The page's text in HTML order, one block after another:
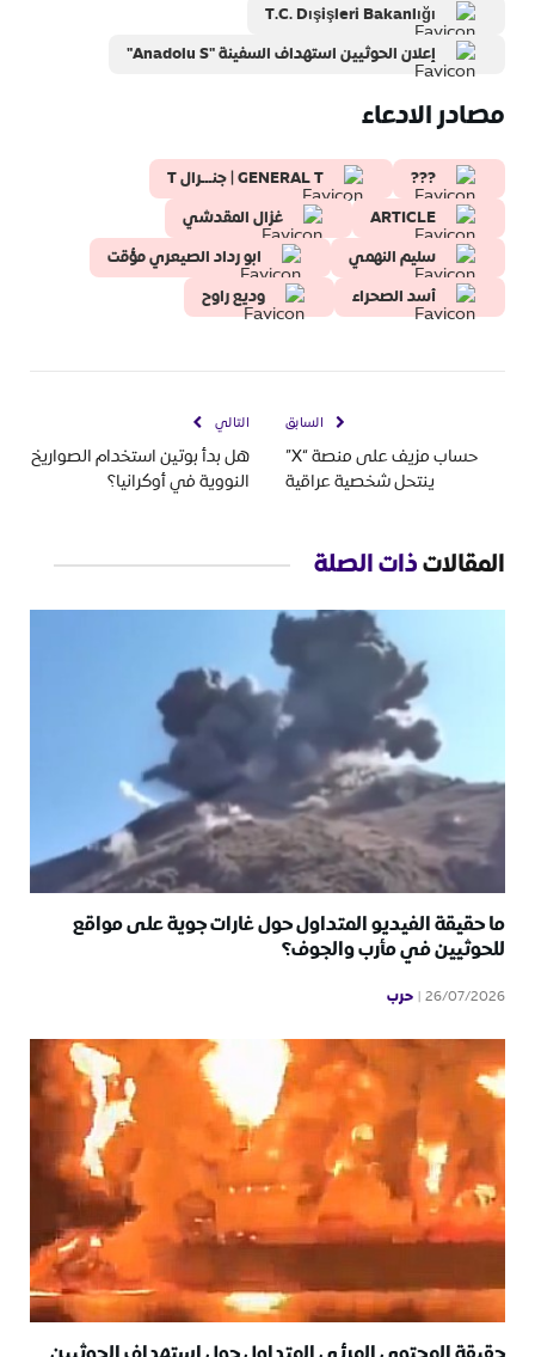
T.C. Dışişleri Bakanlığı
إعلان الحوثيين استهداف السفينة "Anadolu S"
مصادر الادعاء
???
GENERAL T | جنـــرال T
ARTICLE
غزال المقدشي
سليم النهمي
ابو رداد الصيعري مؤقت
أسد الصحراء
وديع راوح
السابق
حساب مزيف على منصة “X”
ينتحل شخصية عراقية
التالي
هل بدأ بوتين استخدام الصواريخ
النووية في أوكرانيا؟
المقالاتذات الصلة
ما حقيقة الفيديو المتداول حول غارات جوية على مواقع
للحوثيين في مأرب والجوف؟
26/07/2026 حرب